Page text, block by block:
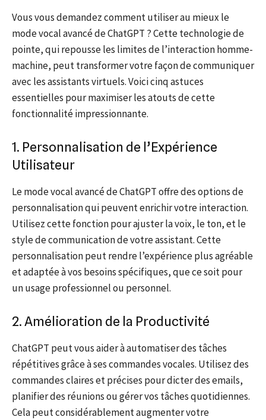
Vous vous demandez comment utiliser au mieux le
mode vocal avancé de ChatGPT ? Cette technologie de
pointe, qui repousse les limites de l’interaction homme-
machine, peut transformer votre façon de communiquer
avec les assistants virtuels. Voici cinq astuces
essentielles pour maximiser les atouts de cette
fonctionnalité impressionnante.
1. Personnalisation de l’Expérience
Utilisateur
Le mode vocal avancé de ChatGPT offre des options de
personnalisation qui peuvent enrichir votre interaction.
Utilisez cette fonction pour ajuster la voix, le ton, et le
style de communication de votre assistant. Cette
personnalisation peut rendre l’expérience plus agréable
et adaptée à vos besoins spécifiques, que ce soit pour
un usage professionnel ou personnel.
2. Amélioration de la Productivité
ChatGPT peut vous aider à automatiser des tâches
répétitives grâce à ses commandes vocales. Utilisez des
commandes claires et précises pour dicter des emails,
planifier des réunions ou gérer vos tâches quotidiennes.
Cela peut considérablement augmenter votre